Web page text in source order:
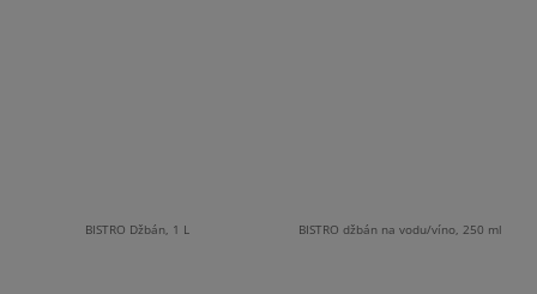
BISTRO Džbán, 1 L BISTRO džbán na vodu/víno, 250 ml